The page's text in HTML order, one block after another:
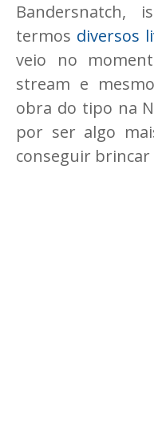
Bandersnatch,
termos diversos
veio no
stream e
obra do tipo na
por ser algo
conseguir brincar